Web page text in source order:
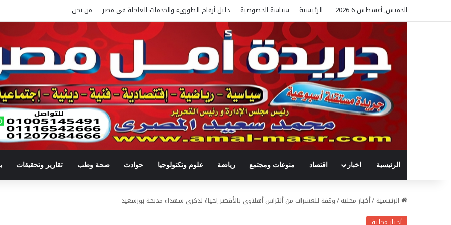
الخميس, أغسطس 6 2026 الرئيسية سياسة الخصوصية دليل أرقام الطورىء والخدمات العاجلة فى مصر من نحن
الرئيسية اخبار اقتصاد منوعات ومجتمع رياضة علوم وتكنولوجيا حوادث صحة وطب تقارير وتحقيقات
الرئيسية/أخبار محلية/وقفة للعشرات من ألتراس أهلاوى بالأقصر إحياءً لذكرى شهداء مذبحة بورسعيد
أخبار محلية